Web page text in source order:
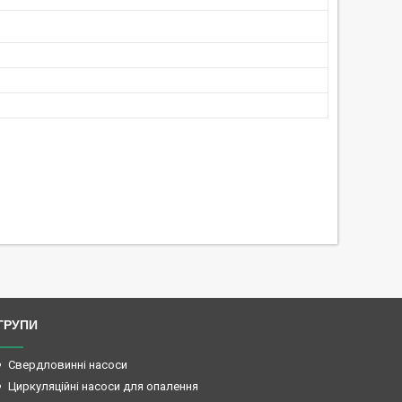
Свердловинні насоси
Циркуляційні насоси для опалення